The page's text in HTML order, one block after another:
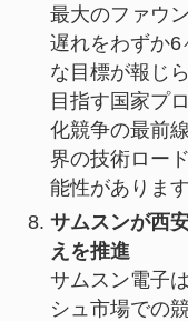
最大のファウ
遅れをわずか6
な目標が報じ
目指す国家プ
化競争の最前
界の技術ロー
能性があります
サムスンが西
えを推進
サムスン電子
シュ市場での